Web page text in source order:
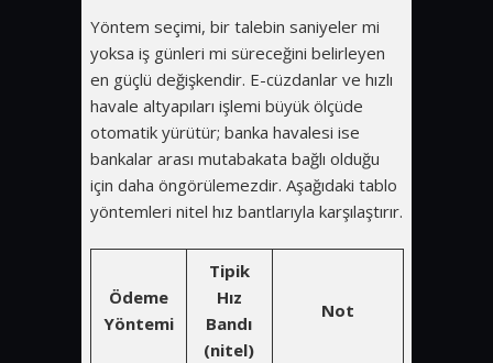
Yöntem seçimi, bir talebin saniyeler mi
yoksa iş günleri mi süreceğini belirleyen
en güçlü değişkendir. E-cüzdanlar ve hızlı
havale altyapıları işlemi büyük ölçüde
otomatik yürütür; banka havalesi ise
bankalar arası mutabakata bağlı olduğu
için daha öngörülemezdir. Aşağıdaki tablo
yöntemleri nitel hız bantlarıyla karşılaştırır.
Ödeme
Yöntemi
Tipik
Hız
Bandı
(nitel)
Not